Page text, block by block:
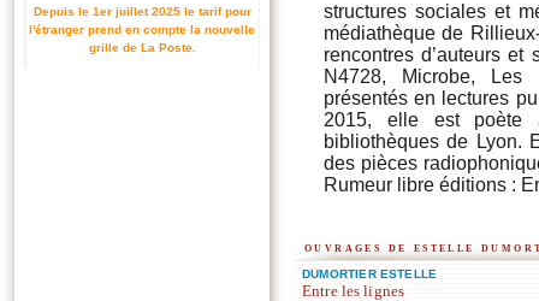
Depuis le 1er juillet 2025 le tarif pour
l'étranger prend en compte la nouvelle
grille de La Poste.
structures sociales et
médiathèque de
rencontres d’auteurs
N4728, Microbe, Les
présentés en lectures
2015, elle est poète
bibliothèques de Lyon.
des pièces
Rumeur libre éditions :
ouvrages de estelle
DUMORTIER ESTELLE
Entre les lignes